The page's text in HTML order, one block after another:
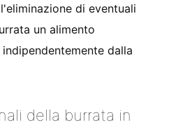
di eventuali
un alimento
dalla
della burrata in